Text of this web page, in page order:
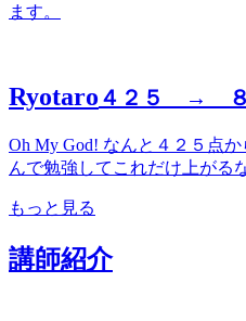
ます。
Ryotaro ４２５ → ８
Oh My God! なんと４２５点
んで勉強してこれだけ上がる
もっと見る
講師紹介